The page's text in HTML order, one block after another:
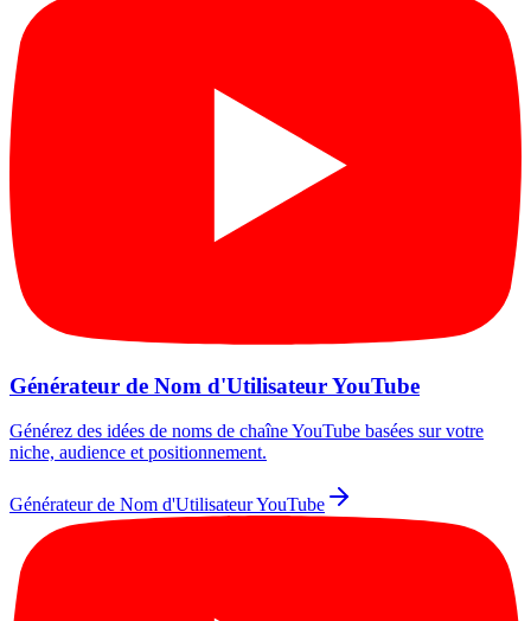
Générateur de Nom d'Utilisateur YouTube
Générez des idées de noms de chaîne YouTube basées sur votre
niche, audience et positionnement.
Générateur de Nom d'Utilisateur YouTube